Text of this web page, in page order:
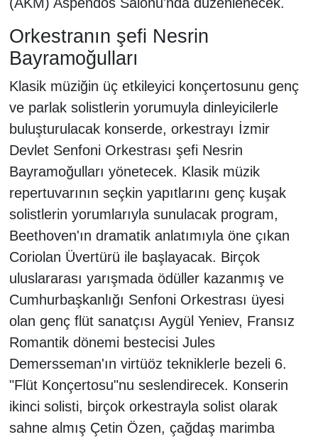
Orkestranın şefi Nesrin
Bayramoğulları
Klasik müziğin üç etkileyici konçertosunu genç
ve parlak solistlerin yorumuyla dinleyicilerle
buluşturulacak konserde, orkestrayı İzmir
Devlet Senfoni Orkestrası şefi Nesrin
Bayramoğulları yönetecek. Klasik müzik
repertuvarının seçkin yapıtlarını genç kuşak
solistlerin yorumlarıyla sunulacak program,
Beethoven'ın dramatik anlatımıyla öne çıkan
Coriolan Üvertürü ile başlayacak. Birçok
uluslararası yarışmada ödüller kazanmış ve
Cumhurbaşkanlığı Senfoni Orkestrası üyesi
olan genç flüt sanatçısı Aygül Yeniev, Fransız
Romantik dönemi bestecisi Jules
Demersseman'ın virtüöz tekniklerle bezeli 6.
"Flüt Konçertosu"nu seslendirecek. Konserin
ikinci solisti, birçok orkestrayla solist olarak
sahne almış Çetin Özen, çağdaş marimba